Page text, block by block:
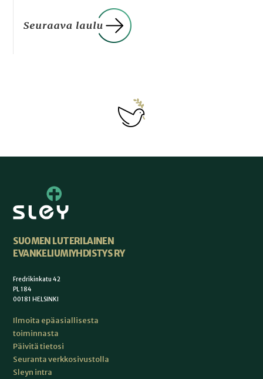
SUOMEN LUTERILAINEN
EVANKELIUMIYHDISTYS RY
Fredrikinkatu 42
PL 184
00181 HELSINKI
Ilmoita epäasiallisesta
toiminnasta
Päivitä tietosi
Seuranta verkkosivustolla
Sleyn intra